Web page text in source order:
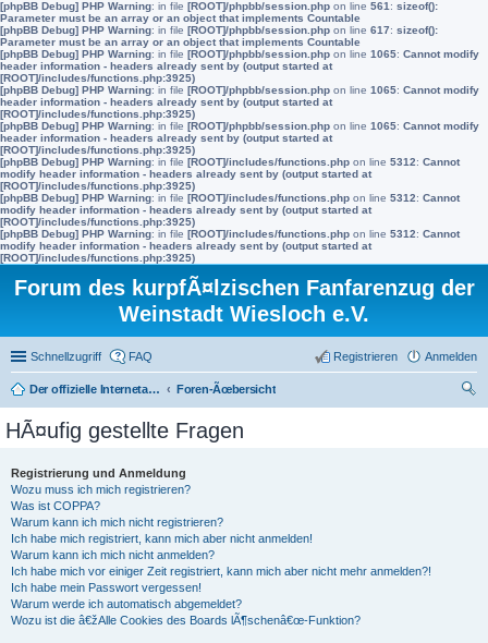
[phpBB Debug] PHP Warning: in file [ROOT]/phpbb/session.php on line 561 : sizeof():
Parameter must be an array or an object that implements Countable
[phpBB Debug] PHP Warning: in file [ROOT]/phpbb/session.php on line 617: sizeof():
Parameter must be an array or an object that implements Countable
[phpBB Debug] PHP Warning: in file [ROOT]/phpbb/session.php on line 1065: Cannot modify
header information - headers already sent by (output started at
[ROOT]/includes/functions.php:3925)
[phpBB Debug] PHP Warning: in file [ROOT]/phpbb/session.php on line 1065: Cannot modify
header information - headers already sent by (output started at
[ROOT]/includes/functions.php:3925)
[phpBB Debug] PHP Warning: in file [ROOT]/phpbb/session.php on line 1065: Cannot modify
header information - headers already sent by (output started at
[ROOT]/includes/functions.php:3925)
[phpBB Debug] PHP Warning: in file [ROOT]/includes/functions.php on line 5312: Cannot
modify header information - headers already sent by (output started at
[ROOT]/includes/functions.php:3925)
[phpBB Debug] PHP Warning: in file [ROOT]/includes/functions.php on line 5312: Cannot
modify header information - headers already sent by (output started at
[ROOT]/includes/functions.php:3925)
[phpBB Debug] PHP Warning: in file [ROOT]/includes/functions.php on line 5312: Cannot
modify header information - headers already sent by (output started at
[ROOT]/includes/functions.php:3925)
Forum des kurpfÃ¤lzischen Fanfarenzug der
Weinstadt Wiesloch e.V.
Schnellzugriff FAQ Anmelden
Registrieren
Der offizielle Internetauftritt des Fanfarenzugs Wiesloch
Foren-Ãœbersicht
HÃ¤ufig gestellte Fragen
Registrierung und Anmeldung
Wozu muss ich mich registrieren?
Was ist COPPA?
Warum kann ich mich nicht registrieren?
Ich habe mich registriert, kann mich aber nicht anmelden!
Warum kann ich mich nicht anmelden?
Ich habe mich vor einiger Zeit registriert, kann mich aber nicht mehr anmelden?!
Ich habe mein Passwort vergessen!
Warum werde ich automatisch abgemeldet?
Wozu ist die â€žAlle Cookies des Boards lÃ¶schenâ€œ-Funktion?